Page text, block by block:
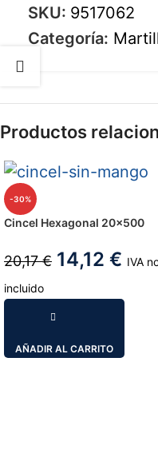
SKU: 9517062
Categoría:
Productos
-30%
Cincel Hexagonal 20×500
20,17€ 14,12 € IVA
incluido
AÑADIR AL CARRITO